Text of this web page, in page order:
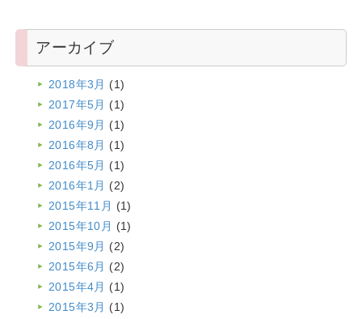
アーカイブ
2018年3月 (1)
2017年5月 (1)
2016年9月 (1)
2016年8月 (1)
2016年5月 (1)
2016年1月 (2)
2015年11月 (1)
2015年10月 (1)
2015年9月 (2)
2015年6月 (2)
2015年4月 (1)
2015年3月 (1)